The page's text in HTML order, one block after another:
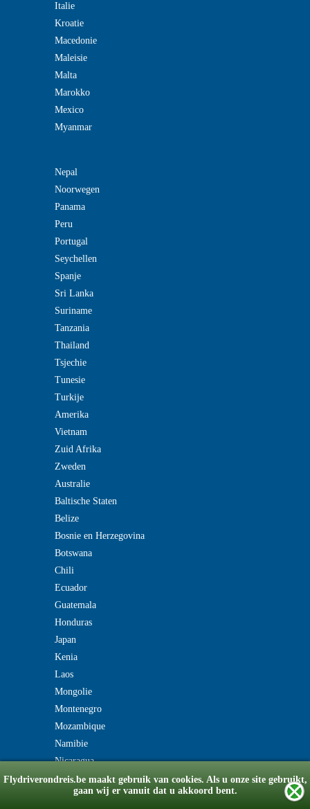
Flydriverondreis.be maakt gebruik van cookies. Als u onze site gebruikt,
gaan wij er vanuit dat u akkoord bent.
Italie
Kroatie
Macedonie
Maleisie
Malta
Marokko
Mexico
Myanmar
Nepal
Noorwegen
Panama
Peru
Portugal
Seychellen
Spanje
Sri Lanka
Suriname
Tanzania
Thailand
Tsjechie
Tunesie
Turkije
Amerika
Vietnam
Zuid Afrika
Zweden
Australie
Baltische Staten
Belize
Bosnie en Herzegovina
Botswana
Chili
Ecuador
Guatemala
Honduras
Japan
Kenia
Laos
Mongolie
Montenegro
Mozambique
Namibie
Nicaragua
© Copyright 2008-2026 flydriverondreis.be